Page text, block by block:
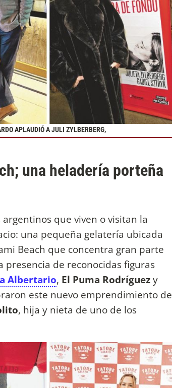
APLAUDIÓ A JULI ZYLBERBERG,
una heladería porteña
que viven o visitan la
una pequeña gelatería ubicada
Beach que concentra gran parte
presencia de reconocidas figuras
Albertario, El Puma Rodríguezy
este nuevo emprendimiento de
, hija y nieta de uno de los